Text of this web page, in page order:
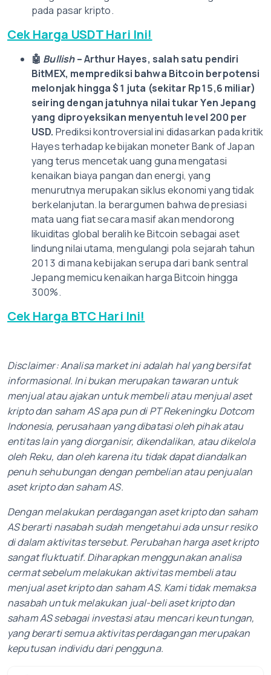
pada pasar kripto.
Cek Harga USDT Hari Ini!
🤖 Bullish– Arthur Hayes, salah satu pendiri
BitMEX, memprediksi bahwa Bitcoin berpotensi
melonjak hingga $1 juta (sekitar Rp15,6 miliar)
seiring dengan jatuhnya nilai tukar Yen Jepang
yang diproyeksikan menyentuh level 200 per
USD. Prediksi kontroversial ini didasarkan pada kritik
Hayes terhadap kebijakan moneter Bank of Japan
yang terus mencetak uang guna mengatasi
kenaikan biaya pangan dan energi, yang
menurutnya merupakan siklus ekonomi yang tidak
berkelanjutan. Ia berargumen bahwa depresiasi
mata uang fiat secara masif akan mendorong
likuiditas global beralih ke Bitcoin sebagai aset
lindung nilai utama, mengulangi pola sejarah tahun
2013 di mana kebijakan serupa dari bank sentral
Jepang memicu kenaikan harga Bitcoin hingga
300%.
Cek Harga BTC Hari Ini!
Disclaimer: Analisa market ini adalah hal yang bersifat
informasional. Ini bukan merupakan tawaran untuk
menjual atau ajakan untuk membeli atau menjual aset
kripto dan saham AS apa pun di PT Rekeningku Dotcom
Indonesia, perusahaan yang dibatasi oleh pihak atau
entitas lain yang diorganisir, dikendalikan, atau dikelola
oleh Reku, dan oleh karena itu tidak dapat diandalkan
penuh sehubungan dengan pembelian atau penjualan
aset kripto dan saham AS.
Dengan melakukan perdagangan aset kripto dan saham
AS berarti nasabah sudah mengetahui ada unsur resiko
di dalam aktivitas tersebut. Perubahan harga aset kripto
sangat fluktuatif. Diharapkan menggunakan analisa
cermat sebelum melakukan aktivitas membeli atau
menjual aset kripto dan saham AS. Kami tidak memaksa
nasabah untuk melakukan jual-beli aset kripto dan
saham AS sebagai investasi atau mencari keuntungan,
yang berarti semua aktivitas perdagangan merupakan
keputusan individu dari pengguna.